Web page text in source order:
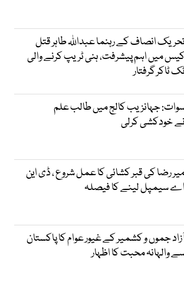
انصاف کے رہنما عبداللہ طاہر قتل
کیس میں اہم پیشرفت، ہنی ٹریپ کرنے والی
ٹاکر گرفتار
جہانزیب کالج میں طالب علم
نے خودکشی کرلی
رضا کی قبر کشائی کا عمل شروع ، ڈی این
اے سیمپل لینے کا فیصلہ
جموں و کشمیر کے غیور عوام کا پاکستان
والہانہ محبت کا اظہار